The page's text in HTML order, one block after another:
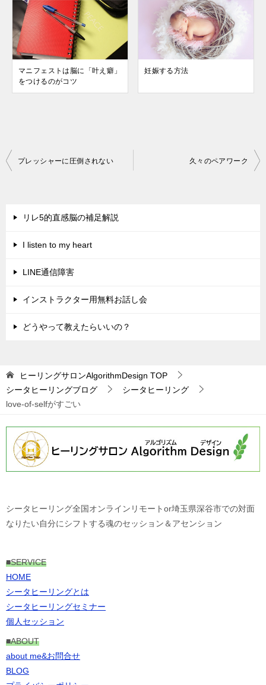
マニフェストは脳に「叶え癖」
をつけるのがコツ
妊娠する方法
投
ビ
シ
プレッシャーに圧倒されない 久々のペアワーク
リレ5的直感脳の補足解説
I listen to my heart
LINE通信障害
インストラクター用無料お話し会
どうやって教えたらいいの？
ヒーリングサロンAlgorithmDesign TOP
シータヒーリングブログ
シータヒーリング
love-of-selfがすごい
シータヒーリング全国オンラインリモートor埼玉県深谷市での対面
なりたい自分にシフトする魂のセッション＆アセンション
■SERVICE
HOME
シータヒーリングとは
シータヒーリングセミナー
個人セッション
■ABOUT
about me&お問合せ
BLOG